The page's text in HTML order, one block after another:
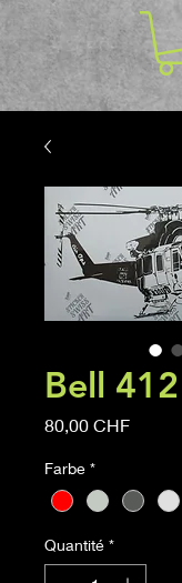
Bell
80,00 CHFPrix
Farbe *
Quantité *